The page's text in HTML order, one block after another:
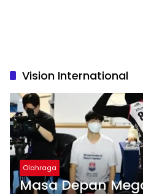
Vision International
Olahraga
Masa Depan